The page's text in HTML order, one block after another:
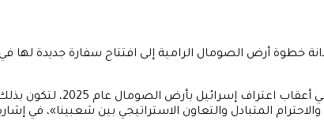
خطوة أرض الصومال الرامية إلى افتتاح سفارة
وأعلن سفير أرض الصومال لدى
المتبادل والتعاون الاستراتيجي بين شعبينا»، في